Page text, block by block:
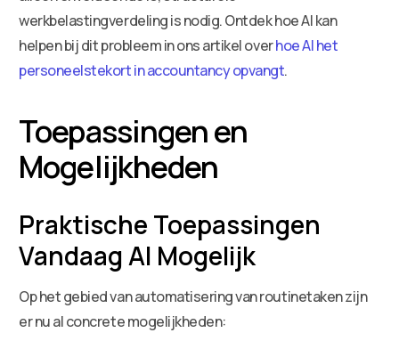
werkbelastingverdeling is nodig. Ontdek hoe AI kan
helpen bij dit probleem in ons artikel overhoe AI het
personeelstekort in accountancy opvangt.
Toepassingen en
Mogelijkheden
Praktische Toepassingen
Vandaag Al Mogelijk
Op het gebied van automatisering van routinetaken zijn
er nu al concrete mogelijkheden: